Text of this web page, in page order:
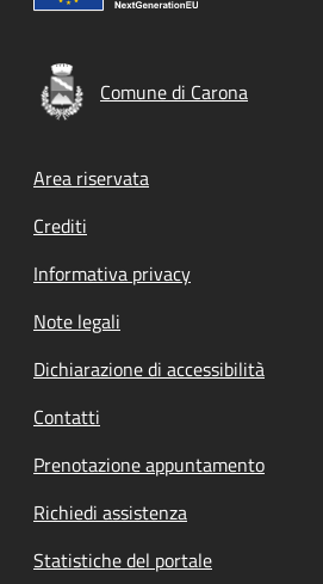
Comune di Carona
Footer menu
Area riservata
Crediti
Informativa privacy
Note legali
Dichiarazione di accessibilità
Contatti
Prenotazione appuntamento
Richiedi assistenza
Statistiche del portale